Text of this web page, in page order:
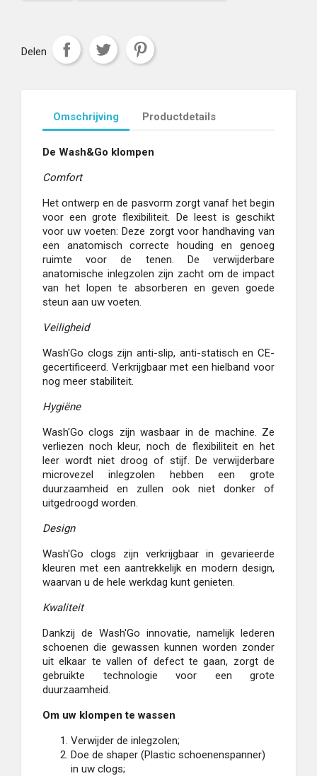
Delen
Omschrijving Productdetails
De Wash&Go klompen
Comfort
Het ontwerp en de pasvorm zorgt vanaf het begin
voor een grote flexibiliteit. De leest is geschikt
voor uw voeten: Deze zorgt voor handhaving van
een anatomisch correcte houding en genoeg
ruimte voor de tenen. De verwijderbare
anatomische inlegzolen zijn zacht om de impact
van het lopen te absorberen en geven goede
steun aan uw voeten.
Veiligheid
Wash'Go clogs zijn anti-slip, anti-statisch en CE-
gecertificeerd. Verkrijgbaar met een hielband voor
nog meer stabiliteit.
Hygiëne
Wash'Go clogs zijn wasbaar in de machine. Ze
verliezen noch kleur, noch de flexibiliteit en het
leer wordt niet droog of stijf. De verwijderbare
microvezel inlegzolen hebben een grote
duurzaamheid en zullen ook niet donker of
uitgedroogd worden.
Design
Wash'Go clogs zijn verkrijgbaar in gevarieerde
kleuren met een aantrekkelijk en modern design,
waarvan u de hele werkdag kunt genieten.
Kwaliteit
Dankzij de Wash'Go innovatie, namelijk lederen
schoenen die gewassen kunnen worden zonder
uit elkaar te vallen of defect te gaan, zorgt de
gebruikte technologie voor een grote
duurzaamheid.
Om uw klompen te wassen
Verwijder de inlegzolen;
Doe de shaper (Plastic schoenenspanner)
in uw clogs;